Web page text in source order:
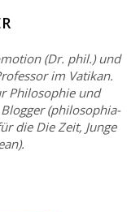
(Dr. phil.) und
im Vatikan.
Philosophie und
(philosophia-
die Die Zeit, Junge